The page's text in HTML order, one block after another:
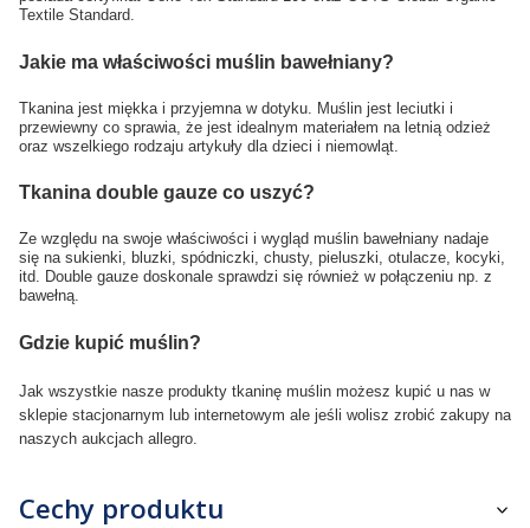
Textile Standard.
Jakie ma właściwości muślin bawełniany?
Tkanina jest miękka i przyjemna w dotyku. Muślin jest leciutki i
przewiewny co sprawia, że jest idealnym materiałem na letnią odzież
oraz wszelkiego rodzaju artykuły dla dzieci i niemowląt.
Tkanina double gauze co uszyć?
Ze względu na swoje właściwości i wygląd muślin bawełniany nadaje
się na sukienki, bluzki, spódniczki, chusty, pieluszki, otulacze, kocyki,
itd. Double gauze doskonale sprawdzi się również w połączeniu np. z
bawełną.
Gdzie kupić muślin?
Jak wszystkie nasze produkty tkaninę muślin możesz kupić u nas w
sklepie stacjonarnym lub internetowym ale jeśli wolisz zrobić zakupy na
naszych aukcjach allegro.
Cechy produktu